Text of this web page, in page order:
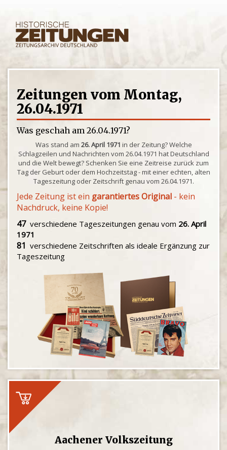
Zeitungen vom Montag,
26.04.1971
Was geschah am 26.04.1971?
Was stand am 26. April 1971 in der Zeitung? Welche
Schlagzeilen und Nachrichten vom 26.04.1971 hat Deutschland
und die Welt bewegt? Schenken Sie eine Zeitreise zurück zum
Tag der Geburt oder dem Hochzeitstag - mit einer echten, alten
Tageszeitung oder Zeitschrift genau vom 26.04.1971.
Jede Zeitung ist ein garantiertes Original - kein
Nachdruck, keine Kopie!
47verschiedene Tageszeitungen genau vom 26. April
1971
81 verschiedene Zeitschriften als ideale Ergänzung zur
Tageszeitung
Aachener Volkszeitung